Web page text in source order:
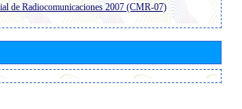
de Radiocomunicaciones 2007 (CMR-07)